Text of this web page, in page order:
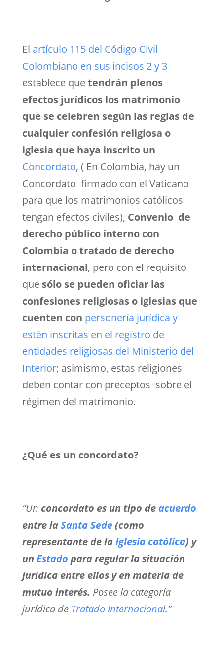
El artículo 115 del Código Civil
Colombiano en sus incisos 2 y 3
establece quetendrán plenos
efectos jurídicos los matrimonio
que se celebren según las reglas de
cualquier confesión religiosa o
iglesia que haya inscrito un
Concordato, ( En Colombia, hay un
Concordato firmado con el Vaticano
para que los matrimonios católicos
tengan efectos civiles), Convenio de
derecho público interno con
Colombia o tratado de derecho
internacional, pero con el requisito
que sólo se pueden oficiar las
confesiones religiosas o iglesias que
cuenten con personería jurídica y
estén inscritas en el registro de
entidades religiosas del Ministerio del
Interior; asimismo, estas religiones
deben contar con preceptos sobre el
régimen del matrimonio.
¿Qué es un concordato?
“Un concordato es un tipo de acuerdo
entre laSanta Sede(como
representante de laIglesia católica) y
un Estado para regular la situación
jurídica entre ellos y en materia de
mutuo interés. Posee la categoría
jurídica de Tratado Internacional.”